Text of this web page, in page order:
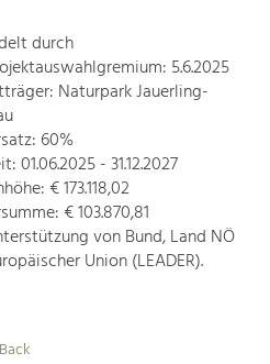
durch
5.6.2025
Naturpark Jauerling-
60%
01.06.2025 - 31.12.2027
€ 173.118,02
€ 103.870,81
von Bund, Land NÖ
Union (LEADER).
Back